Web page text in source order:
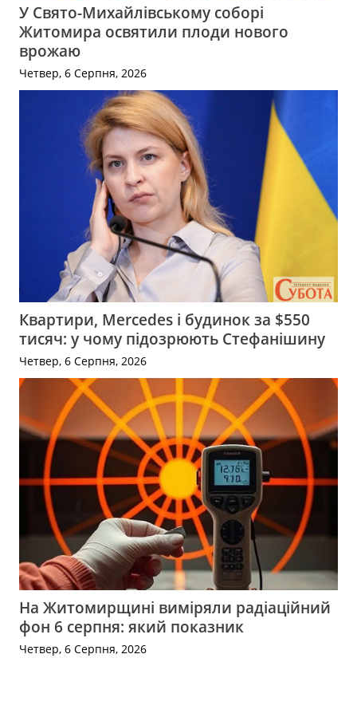
У Свято-Михайлівському соборі
Житомира освятили плоди нового
врожаю
Четвер, 6 Серпня, 2026
Квартири, Mercedes і будинок за $550
тисяч: у чому підозрюють Стефанішину
Четвер, 6 Серпня, 2026
На Житомирщині виміряли радіаційний
фон 6 серпня: який показник
Четвер, 6 Серпня, 2026